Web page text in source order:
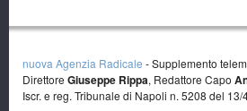
nuova Agenzia Radicale - Supplemento
Direttore Giuseppe Rippa, Redattore Capo
Iscr. e reg. Tribunale di Napoli n. 5208 del